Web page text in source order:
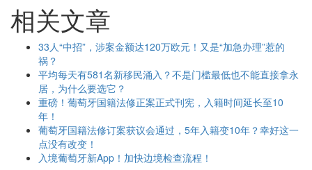
相关文章
33人“中招”，涉案金额达120万欧元！又是“加急办理”惹的
祸？
平均每天有581名新移民涌入？不是门槛最低也不能直接拿永
居，为什么要选它？
重磅！葡萄牙国籍法修正案正式刊宪，入籍时间延长至10
年！
葡萄牙国籍法修订案获议会通过，5年入籍变10年？幸好这一
点没有改变！
入境葡萄牙新App！加快边境检查流程！